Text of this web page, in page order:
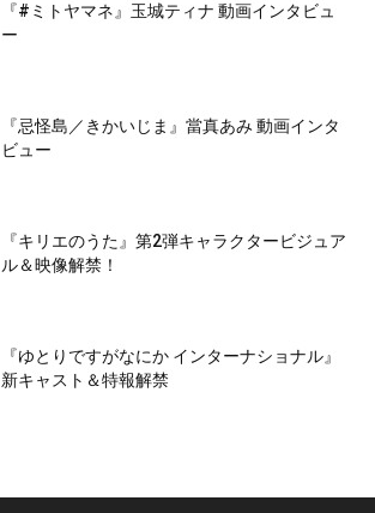
『#ミトヤマネ』玉城ティナ 動画インタビュ
ー
『忌怪島／きかいじま』當真あみ 動画インタ
ビュー
『キリエのうた』第2弾キャラクタービジュア
ル＆映像解禁！
『ゆとりですがなにか インターナショナル』
新キャスト＆特報解禁